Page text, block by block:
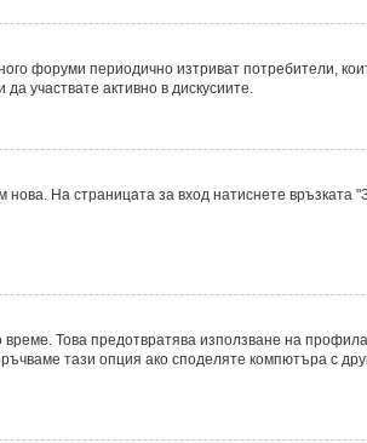
форуми периодично изтриват потребители,
участвате активно в дискусиите.
На страницата за вход натиснете връзката
Това предотвратява използване на
тази опция ако споделяте компютъра с